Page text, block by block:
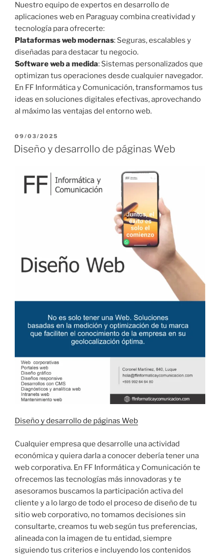
Nuestro equipo de expertos en desarrollo de
aplicaciones web en Paraguay combina creatividad y
tecnología para ofrecerte:
Plataformas web modernas: Seguras, escalables y
diseñadas para destacar tu negocio.
Software web a medida: Sistemas personalizados que
optimizan tus operaciones desde cualquier navegador.
En FF Informática y Comunicación, transformamos tus
ideas en soluciones digitales efectivas, aprovechando
al máximo las ventajas del entorno web.
P
U
B
09/03/2025
Diseño y desarrollo de páginas Web
Diseño y desarrollo de páginas Web
Cualquier empresa que desarrolle una actividad
económica y quiera darla a conocer debería tener una
web corporativa. En FF Informática y Comunicación te
ofrecemos las tecnologías más innovadoras y te
asesoramos buscamos la participación activa del
cliente y a lo largo de todo el proceso de diseño de tu
sitio web corporativo, no tomamos decisiones sin
consultarte, creamos tu web según tus preferencias,
alineada con la imagen de tu entidad, siempre
siguiendo tus criterios e incluyendo los contenidos